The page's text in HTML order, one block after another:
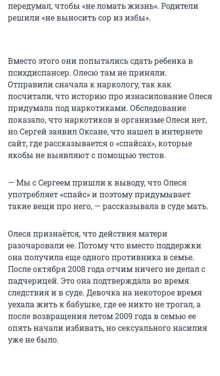
передумал, чтобы «не ломать жизнь». Родители
решили «не выносить сор из избы».
Вместо этого они попытались сдать ребенка в
психдиспансер. Олесю там не приняли.
Отправили сначала к наркологу, так как
посчитали, что историю про изнасилование Олеся
придумала под наркотиками. Обследование
показало, что наркотиков в организме Олеси нет,
но Сергей заявил Оксане, что нашел в интернете
сайт, где рассказывается о «спайсах», которые
якобы не выявляют с помощью тестов.
— Мы с Сергеем пришли к выводу, что Олеся
употребляет «спайс» и поэтому придумывает
такие вещи про него, — рассказывала в суде мать.
Олеся признаётся, что действия матери
разочаровали ее. Потому что вместо поддержки
она получила еще одного противника в семье.
После октября 2008 года отчим ничего не делал с
падчерицей. Это она подтверждала во время
следствия и в суде. Девочка на некоторое время
уехала жить к бабушке, где ее никто не трогал, а
после возвращения летом 2009 года в семью ее
опять начали избивать, но сексуального насилия
уже не было.